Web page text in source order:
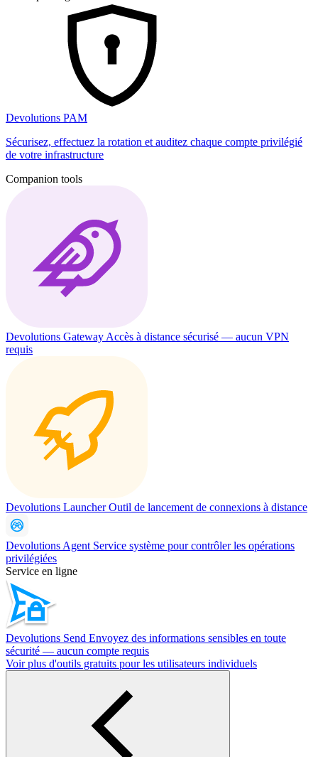
Devolutions PAM
Sécurisez, effectuez la rotation et auditez chaque compte privilégié
de votre infrastructure
Companion tools
Devolutions Gateway Accès à distance sécurisé — aucun VPN
requis
Devolutions LauncherOutil de lancement de connexions à distance
Devolutions Agent Service système pour contrôler les opérations
privilégiées
Service en ligne
Devolutions Send Envoyez des informations sensibles en toute
sécurité — aucun compte requis
Voir plus d'outils gratuits pour les utilisateurs individuels